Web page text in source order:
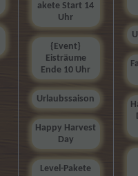
akete Start 14
Uhr
{Event}
Eisträume
Ende 10 Uhr
Urlaubssaison
Happy Harvest
Day
Level-Pakete